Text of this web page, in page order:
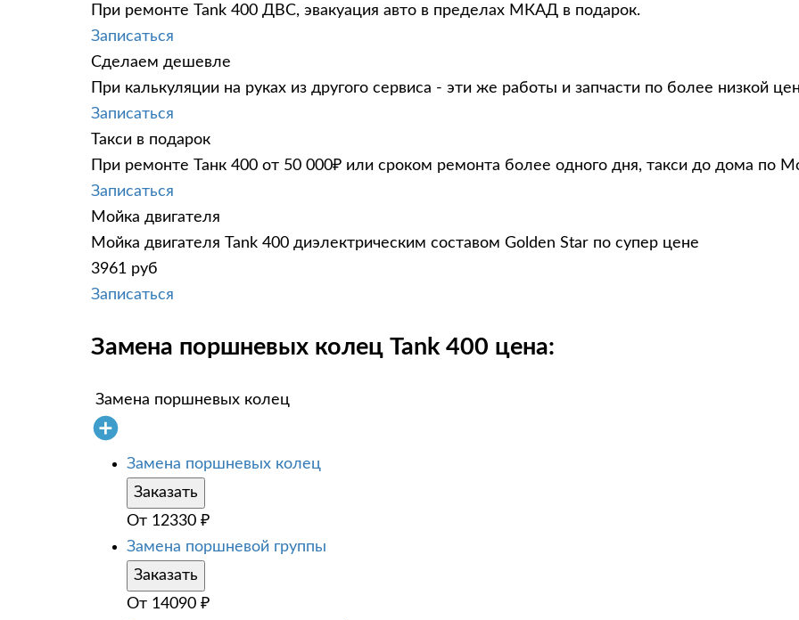
При ремонте Tank 400 ДВС, эвакуация авто в пределах МКАД в подарок.
Записаться
Сделаем дешевле
При калькуляции на руках из другого сервиса - эти же работы и запчасти по более низкой
Записаться
Такси в подарок
При ремонте Танк 400 от 50 000₽ или сроком ремонта более одного дня, такси до дома по
Записаться
Мойка двигателя
Мойка двигателя Tank 400 диэлектрическим составом Golden Star по супер цене
3961 руб
Записаться
Замена поршневых колец Tank 400 цена:
Замена поршневых колец
Замена поршневых колец
Заказать
От 12330 ₽
Замена поршневой группы
Заказать
От 14090 ₽